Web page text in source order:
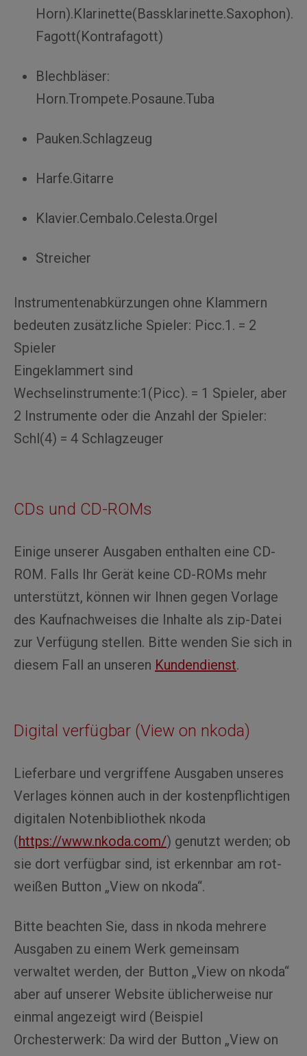
Horn).Klarinette(Bassklarinette.Saxophon).
Fagott(Kontrafagott)
Blechbläser:
Horn.Trompete.Posaune.Tuba
Pauken.Schlagzeug
Harfe.Gitarre
Klavier.Cembalo.Celesta.Orgel
Streicher
Instrumentenabkürzungen ohne Klammern
bedeuten zusätzliche Spieler: Picc.1. = 2
Spieler
Eingeklammert sind
Wechselinstrumente:1(Picc). = 1 Spieler, aber
2 Instrumente oder die Anzahl der Spieler:
Schl(4) = 4 Schlagzeuger
CDs und CD-ROMs
Einige unserer Ausgaben enthalten eine CD-
ROM. Falls Ihr Gerät keine CD-ROMs mehr
unterstützt, können wir Ihnen gegen Vorlage
des Kaufnachweises die Inhalte als zip-Datei
zur Verfügung stellen. Bitte wenden Sie sich in
diesem Fall an unseren Kundendienst.
Digital verfügbar (View on nkoda)
Lieferbare und vergriffene Ausgaben unseres
Verlages können auch in der kostenpflichtigen
digitalen Notenbibliothek nkoda
(https://www.nkoda.com/) genutzt werden; ob
sie dort verfügbar sind, ist erkennbar am rot-
weißen Button „View on nkoda“.
Bitte beachten Sie, dass in nkoda mehrere
Ausgaben zu einem Werk gemeinsam
verwaltet werden, der Button „View on nkoda“
aber auf unserer Website üblicherweise nur
einmal angezeigt wird (Beispiel
Orchesterwerk: Da wird der Button „View on